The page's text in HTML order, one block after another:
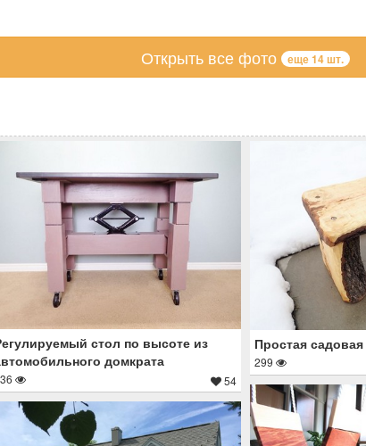
Открыть все фото еще 14 шт.
стол по высоте из
домкрата
54
Простая
299